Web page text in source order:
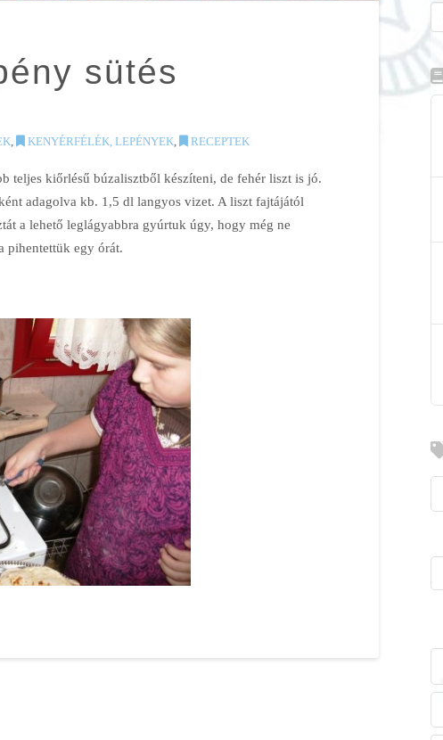
sütés
, KENYÉRFÉLÉK, LEPÉNYEK, RECEPTEK
teljes kiőrlésű búzalisztből készíteni, de fehér liszt is jó.
adagolva kb. 1,5 dl langyos vizet. A liszt fajtájától
a lehető leglágyabbra gyúrtuk úgy, hogy még ne
pihentettük egy órát.